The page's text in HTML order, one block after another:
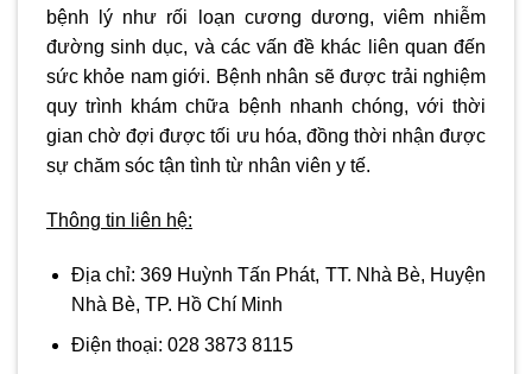
bệnh lý như rối loạn cương dương, viêm nhiễm
đường sinh dục, và các vấn đề khác liên quan đến
sức khỏe nam giới. Bệnh nhân sẽ được trải nghiệm
quy trình khám chữa bệnh nhanh chóng, với thời
gian chờ đợi được tối ưu hóa, đồng thời nhận được
sự chăm sóc tận tình từ nhân viên y tế.
Thông tin liên hệ:
Địa chỉ:369 Huỳnh Tấn Phát, TT. Nhà Bè, Huyện
Nhà Bè, TP. Hồ Chí Minh
Điện thoại: 028 3873 8115